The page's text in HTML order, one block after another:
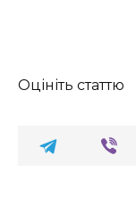
Оцініть статтю